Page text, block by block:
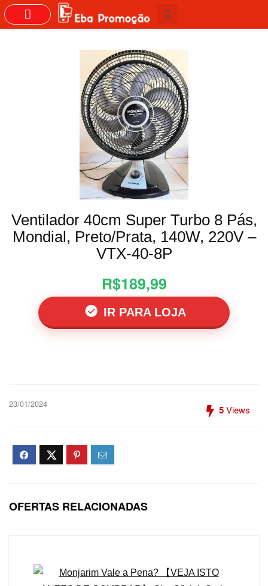
Ventilador 40cm Super Turbo 8 Pás,
Mondial, Preto/Prata, 140W, 220V –
VTX-40-8P
R$189,99
IR PARA LOJA
23/01/2024 5Views
OFERTAS RELACIONADAS